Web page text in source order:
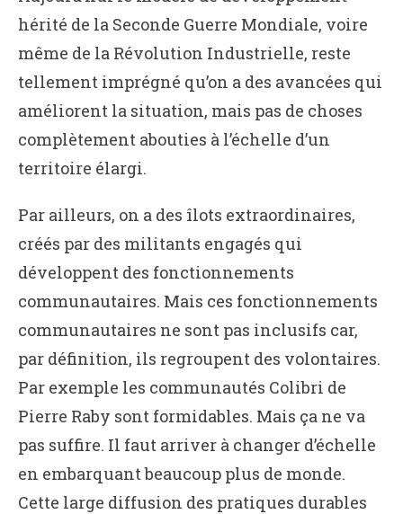
hérité de la Seconde Guerre Mondiale, voire
même de la Révolution Industrielle, reste
tellement imprégné qu’on a des avancées qui
améliorent la situation, mais pas de choses
complètement abouties à l’échelle d’un
territoire élargi.
Par ailleurs, on a des îlots extraordinaires,
créés par des militants engagés qui
développent des fonctionnements
communautaires. Mais ces fonctionnements
communautaires ne sont pas inclusifs car,
par définition, ils regroupent des volontaires.
Par exemple les communautés Colibri de
Pierre Raby sont formidables. Mais ça ne va
pas suffire. Il faut arriver à changer d’échelle
en embarquant beaucoup plus de monde.
Cette large diffusion des pratiques durables